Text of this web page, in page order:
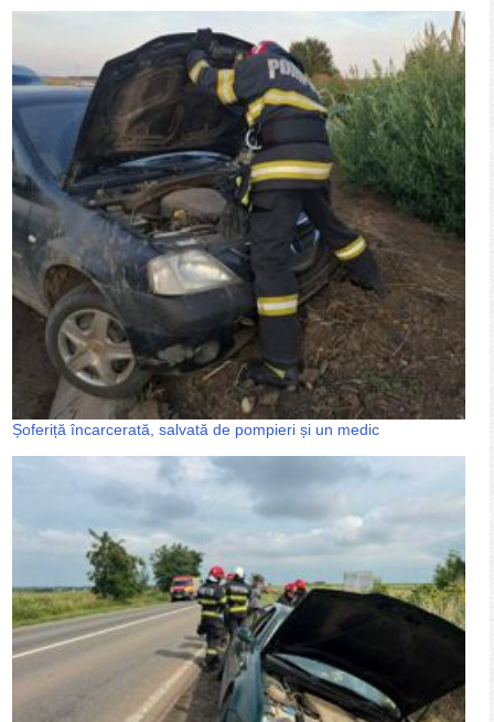
Șoferiță încarcerată, salvată de pompieri și un medic